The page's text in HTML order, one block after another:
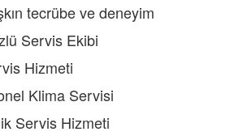
tecrübe ve deneyim
Servis Ekibi
Hizmeti
Klima Servisi
Servis Hizmeti